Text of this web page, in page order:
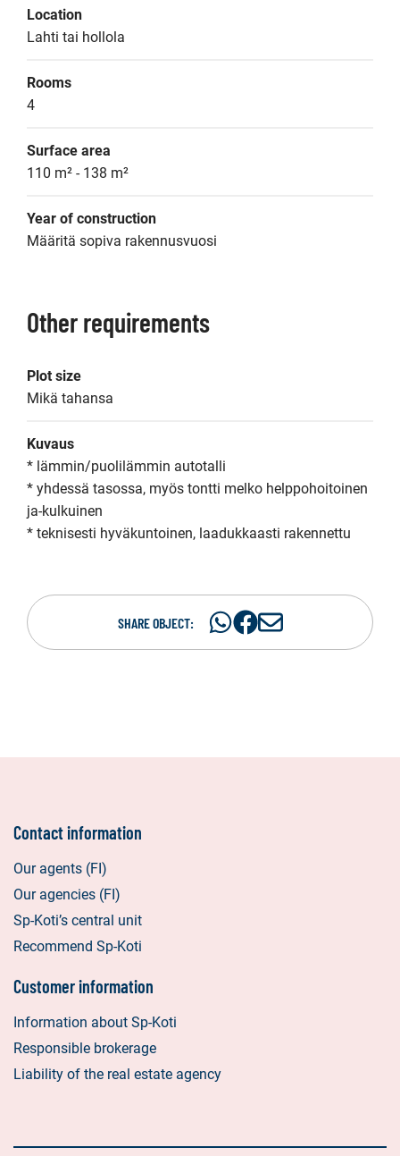
Location
Lahti tai hollola
Rooms
4
Surface area
110 m² - 138 m²
Year of construction
Määritä sopiva rakennusvuosi
Other requirements
Plot size
Mikä tahansa
Kuvaus
* lämmin/puolilämmin autotalli
* yhdessä tasossa, myös tontti melko helppohoitoinen
ja-kulkuinen
* teknisesti hyväkuntoinen, laadukkaasti rakennettu
SHARE OBJECT:
ShareShare
S
n
Contact information
Our agents (FI)
Our agencies (FI)
Sp-Koti’s central unit
Recommend Sp-Koti
Customer information
Information about Sp-Koti
Responsible brokerage
Liability of the real estate agency